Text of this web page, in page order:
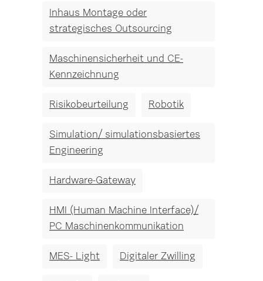
Inhaus Montage oder
strategisches Outsourcing
Maschinensicherheit und CE-
Kennzeichnung
Risikobeurteilung Robotik
Simulation/ simulationsbasiertes
Engineering
Hardware-Gateway
HMI (Human Machine Interface)/
PC Maschinenkommunikation
MES- Light Digitaler Zwilling